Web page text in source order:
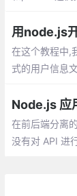
两个角度讲
用node.js
在这个教程中,
式的用户信息
令,JavaScript
Node.js 应
在前后端分离
没有对 API 进